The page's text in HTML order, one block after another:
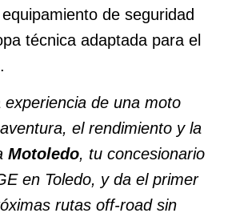
de seguridad
técnica adaptada para el
de una moto
el rendimiento y la
Motoledo, tu concesionario
en Toledo, y da el primer
rutas off-road sin